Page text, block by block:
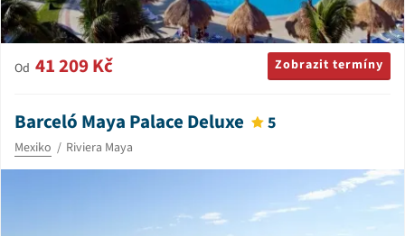
Od 41 209 Kč Zobrazit termíny
Barceló Maya Palace Deluxe 5
Mexiko Riviera Maya